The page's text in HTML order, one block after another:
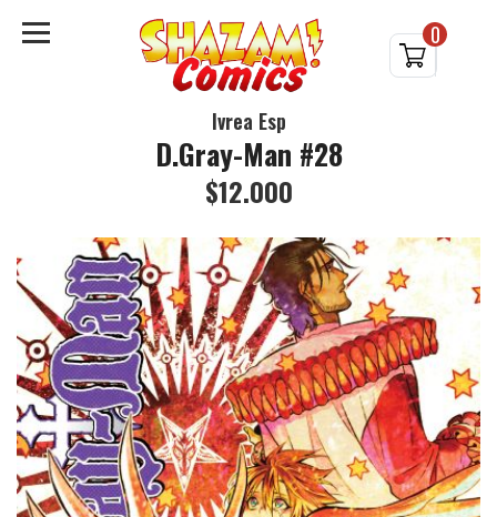
0
Ivrea Esp
D.Gray-Man #28
$12.000